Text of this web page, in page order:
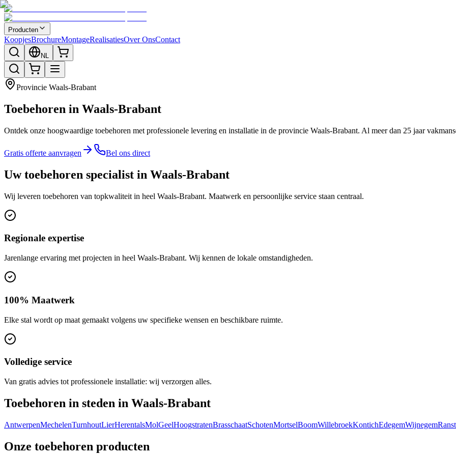
Producten
KoopjesBrochureMontageRealisatiesOver OnsContact
NL
Provincie Waals-Brabant
Toebehoren in Waals-Brabant
Ontdek onze hoogwaardige toebehoren met professionele levering en installatie in de provincie Waals-Brabant. Al meer dan 25 jaar
Gratis offerte aanvragen Bel ons direct
Uw toebehoren specialist in Waals-Brabant
Wij leveren toebehoren van topkwaliteit in heel Waals-Brabant. Maatwerk en persoonlijke service staan centraal.
Regionale expertise
Jarenlange ervaring met projecten in heel Waals-Brabant. Wij kennen de lokale omstandigheden.
100% Maatwerk
Elke stal wordt op maat gemaakt volgens uw specifieke wensen en beschikbare ruimte.
Volledige service
Van gratis advies tot professionele installatie: wij verzorgen alles.
Toebehoren in steden in Waals-Brabant
AntwerpenMechelenTurnhoutLierHerentalsMolGeelHoogstratenBrasschaatSchotenMortselBoomWillebroekKontichEdegemWijnegemRanst
Onze toebehoren producten